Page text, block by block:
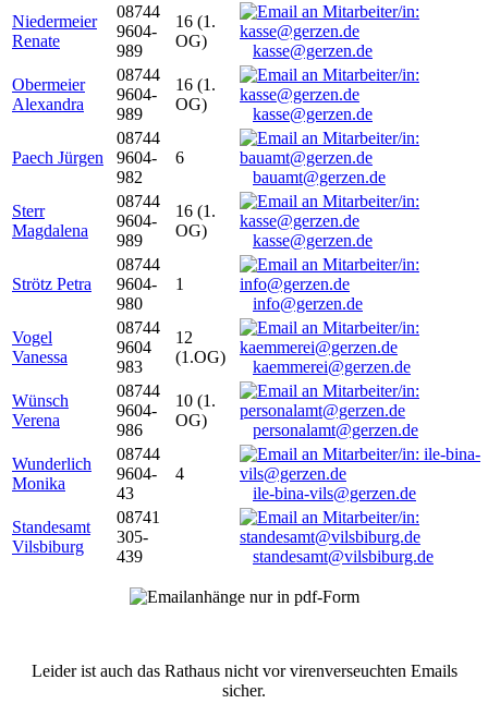
Niedermeier
Renate
08744
9604-
989
16 (1.
OG)
kasse@gerzen.de
Obermeier
Alexandra
08744
9604-
989
16 (1.
OG)
kasse@gerzen.de
Paech Jürgen
08744
9604-
982
6
bauamt@gerzen.de
Sterr
Magdalena
08744
9604-
989
16 (1.
OG)
kasse@gerzen.de
Strötz Petra
08744
9604-
980
1
info@gerzen.de
Vogel
Vanessa
08744
9604
983
12
(1.OG)
kaemmerei@gerzen.de
Wünsch
Verena
08744
9604-
986
10 (1.
OG)
personalamt@gerzen.de
Wunderlich
Monika
08744
9604-
43
4
ile-bina-vils@gerzen.de
Standesamt
Vilsbiburg
08741
305-
439
standesamt@vilsbiburg.de
Leider ist auch das Rathaus nicht vor virenverseuchten Emails
sicher.